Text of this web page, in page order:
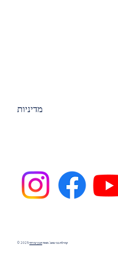
מדיניות
© 2025 קהילת בני נואג'. מאתיועץ יצירתי